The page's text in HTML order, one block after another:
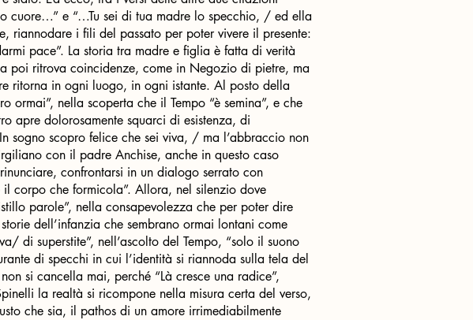
cuore…” e “…Tu sei di tua madre lo specchio, / ed ella
riannodare i fili del passato per poter vivere il presente:
pace”. La storia tra madre e figlia è fatta di verità
poi ritrova coincidenze, come in Negozio di pietre, ma
ritorna in ogni luogo, in ogni istante. Al posto della
nella scoperta che il Tempo “è semina”, e che
apre dolorosamente squarci di esistenza, di
sogno scopro felice che sei viva, / ma l’abbraccio non
con il padre Anchise, anche in questo caso
confrontarsi in un dialogo serrato con
il corpo che formicola”. Allora, nel silenzio dove
parole”, nella consapevolezza che per poter dire
dell’infanzia che sembrano ormai lontani come
di superstite”, nell’ascolto del Tempo, “solo il suono
di specchi in cui l’identità si riannoda sulla tela del
si cancella mai, perché “Là cresce una radice”,
la realtà si ricompone nella misura certa del verso,
che sia, il pathos di un amore irrimediabilmente